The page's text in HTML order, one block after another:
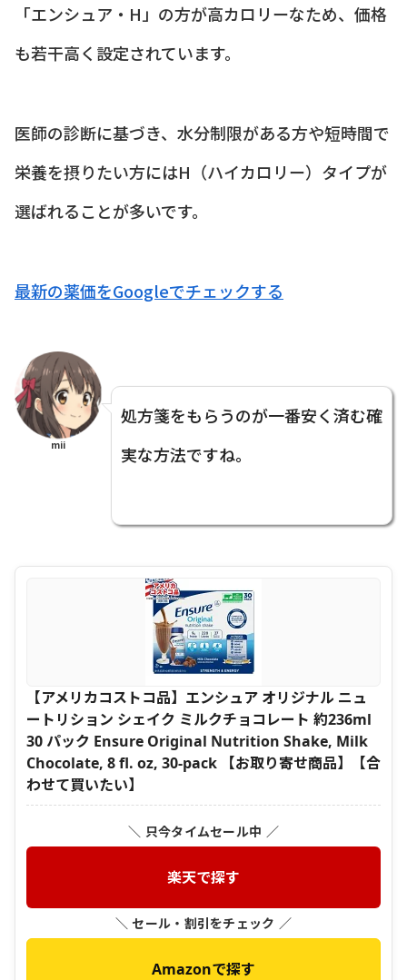
「エンシュア・H」の方が高カロリーなため、価格
も若干高く設定されています。
医師の診断に基づき、水分制限がある方や短時間で
栄養を摂りたい方にはH（ハイカロリー）タイプが
選ばれることが多いです。
最新の薬価をGoogleでチェックする
mii
処方箋をもらうのが一番安く済む確
実な方法ですね。
【アメリカコストコ品】エンシュア オリジナル ニュ
ートリション シェイク ミルクチョコレート 約236ml
30 パック Ensure Original Nutrition Shake, Milk
Chocolate, 8 fl. oz, 30-pack 【お取り寄せ商品】【合
わせて買いたい】
＼ 只今タイムセール中 ／
楽天で探す
＼ セール・割引をチェック ／
Amazonで探す